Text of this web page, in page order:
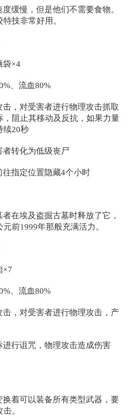
缓慢，但是他们不需要食物。
技非常好用。
袋×4
、流血80%
击，对受害者进行物理攻击抓取
，阻止其移动及反抗，如果力量
续20秒
者转化为低级丧尸
往指定位置隐藏4个小时
在埃及盗掘古墓时释放了它，
前1999年那般充满活力。
×7
、流血80%
击，对受害者进行物理攻击，产
进行诅咒，物理攻击造成伤害
换着可以装备所有类型武器，要
。